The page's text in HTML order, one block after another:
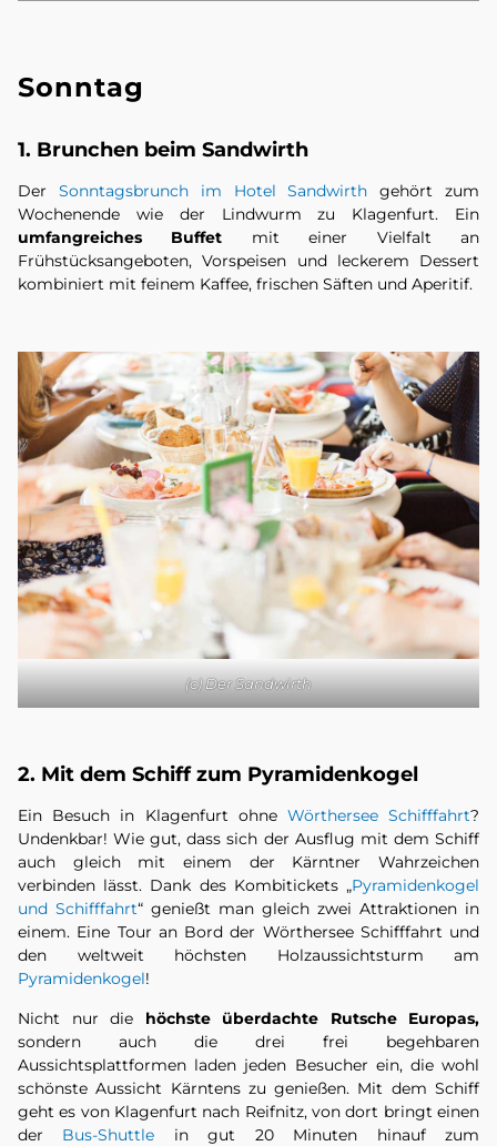
Sonntag
1. Brunchen beim Sandwirth
Der Sonntagsbrunch im Hotel Sandwirth gehört zum
Wochenende wie der Lindwurm zu Klagenfurt. Ein
umfangreiches Buffet mit einer Vielfalt an
Frühstücksangeboten, Vorspeisen und leckerem Dessert
kombiniert mit feinem Kaffee, frischen Säften und Aperitif.
(c) Der Sandwirth
2. Mit dem Schiff zum Pyramidenkogel
Ein Besuch in Klagenfurt ohne Wörthersee Schifffahrt?
Undenkbar! Wie gut, dass sich der Ausflug mit dem Schiff
auch gleich mit einem der Kärntner Wahrzeichen
verbinden lässt. Dank des Kombitickets „Pyramidenkogel
und Schifffahrt“ genießt man gleich zwei Attraktionen in
einem. Eine Tour an Bord der Wörthersee Schifffahrt und
den weltweit höchsten Holzaussichtsturm am
Pyramidenkogel!
Nicht nur die höchste überdachte Rutsche Europas,
sondern auch die drei frei begehbaren
Aussichtsplattformen laden jeden Besucher ein, die wohl
schönste Aussicht Kärntens zu genießen. Mit dem Schiff
geht es von Klagenfurt nach Reifnitz, von dort bringt einen
der Bus-Shuttle in gut 20 Minuten hinauf zum